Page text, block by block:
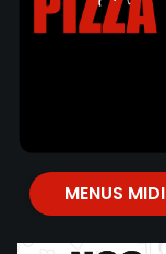
MENUS MIDI